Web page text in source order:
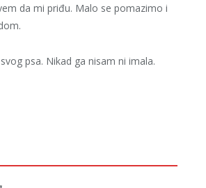
da mi priđu. Malo se pomazimo i
psa. Nikad ga nisam ni imala.